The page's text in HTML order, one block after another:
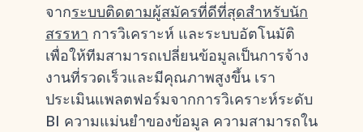
จากระบบติดตามผู้สมัครที่ดีที่สุดสำหรับนัก
สรรหา การวิเคราะห์ และระบบอัตโนมัติ
เพื่อให้ทีมสามารถเปลี่ยนข้อมูลเป็นการจ้าง
งานที่รวดเร็วและมีคุณภาพสูงขึ้น เรา
ประเมินแพลตฟอร์มจากการวิเคราะห์ระดับ
BI ความแม่นยำของข้อมูล ความสามารถใน